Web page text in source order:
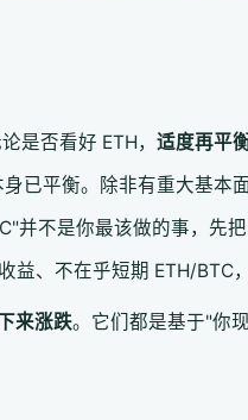
是否看好 ETH， 适度再平
已平衡。除非有重大基本
并不是你最该做的事，先
益、不在乎短期 ETH/BTC
来涨跌。它们都是基于"你